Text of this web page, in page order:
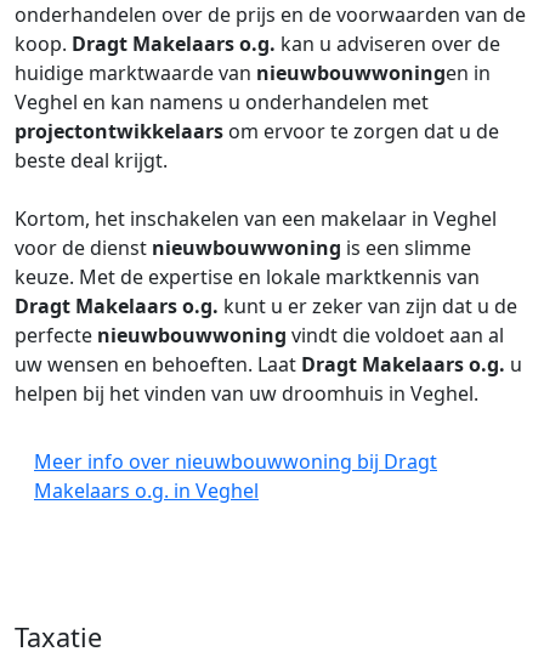
onderhandelen over de prijs en de voorwaarden van de
koop. Dragt Makelaars o.g. kan u adviseren over de
huidige marktwaarde van nieuwbouwwoningen in
Veghel en kan namens u onderhandelen met
projectontwikkelaars om ervoor te zorgen dat u de
beste deal krijgt.
Kortom, het inschakelen van een makelaar in Veghel
voor de dienst nieuwbouwwoning is een slimme
keuze. Met de expertise en lokale marktkennis van
Dragt Makelaars o.g. kunt u er zeker van zijn dat u de
perfecte nieuwbouwwoning vindt die voldoet aan al
uw wensen en behoeften. Laat Dragt Makelaars o.g. u
helpen bij het vinden van uw droomhuis in Veghel.
Meer info over nieuwbouwwoning bij Dragt
Makelaars o.g. in Veghel
Taxatie